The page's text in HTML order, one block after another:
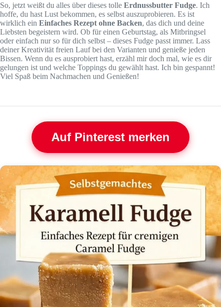
So, jetzt weißt du alles über dieses tolle Erdnussbutter Fudge. Ich
hoffe, du hast Lust bekommen, es selbst auszuprobieren. Es ist
wirklich ein Einfaches Rezept ohne Backen, das dich und deine
Liebsten begeistern wird. Ob für einen Geburtstag, als Mitbringsel
oder einfach nur so für dich selbst – dieses Fudge passt immer. Lass
deiner Kreativität freien Lauf bei den Varianten und genieße jeden
Bissen. Wenn du es ausprobiert hast, erzähl mir doch mal, wie es dir
gelungen ist und welche Toppings du gewählt hast. Ich bin gespannt!
Viel Spaß beim Nachmachen und Genießen!
Auf Pinterest merken